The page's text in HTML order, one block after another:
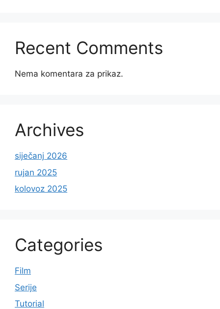
Recent Comments
Nema komentara za prikaz.
Archives
siječanj 2026
rujan 2025
kolovoz 2025
Categories
Film
Serije
Tutorial